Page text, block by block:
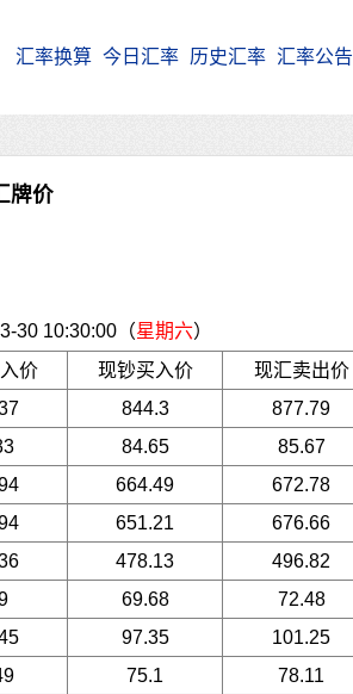
汇率换算 今日汇率 历史汇率 汇率公告
牌价
30 10:30:00（星期六）
价 现钞买入价 现汇卖出价
844.3 877.79
84.65 85.67
664.49 672.78
651.21 676.66
478.13 496.82
69.68 72.48
97.35 101.25
75.1 78.11